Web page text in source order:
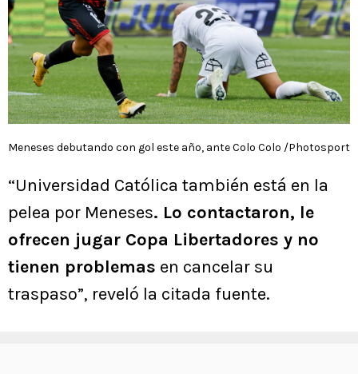
Meneses debutando con gol este año, ante Colo Colo /Photosport
“Universidad Católica también está en la
pelea por Meneses. Lo contactaron, le
ofrecen jugar Copa Libertadores y no
tienen problemas en cancelar su
traspaso”, reveló la citada fuente.